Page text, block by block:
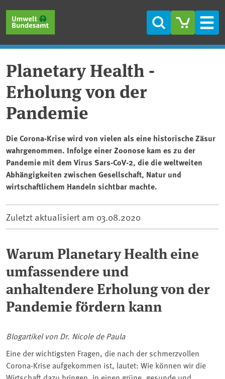
Suche
Planetary Health -
Erholung von der
Pandemie
Die Corona-Krise wird von vielen als eine historische Zäsur
wahrgenommen. Infolge einer Zoonose kam es zu der
Pandemie mit dem Virus Sars-CoV-2, die die weltweiten
Abhängigkeiten zwischen Gesellschaft, Natur und
wirtschaftlichem Handeln sichtbar machte.
Zuletzt aktualisiert am 03.08.2020
Warum Planetary Health eine
umfassendere und
anhaltendere Erholung von der
Pandemie fördern kann
Blogartikel von Dr. Nicole de Paula
Eine der wichtigsten Fragen, die nach der schmerzvollen
Corona-Krise aufgekommen ist, lautet: Wie können wir die